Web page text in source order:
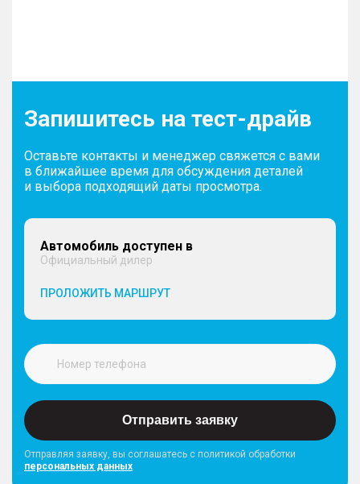
Запишитесь на тест-драйв
Оставьте контакты и менеджер свяжется с вами
в ближайшее время для обсуждения деталей
и выбора подходящий даты просмотра.
Автомобиль доступен в
Официальный дилер
ПРОЛОЖИТЬ МАРШРУТ
Отправить заявку
Отправляя заявку, вы соглашатесь с политикой обработки
персональных данных